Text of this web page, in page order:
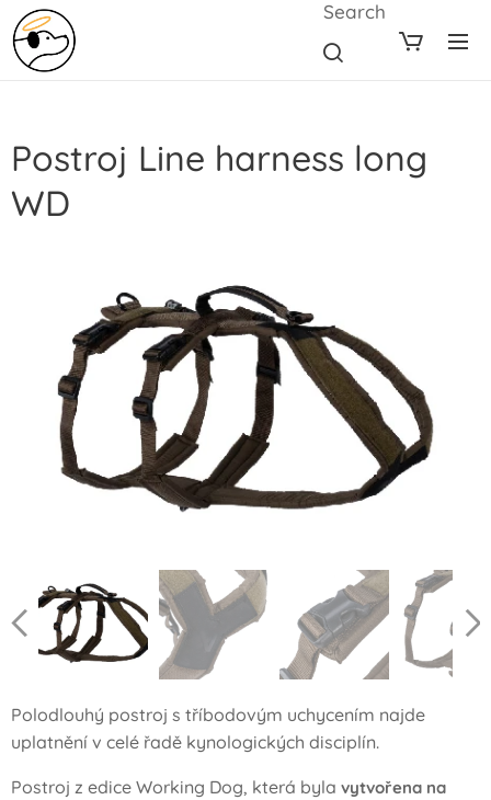
Search
Postroj Line harness long
WD
Polodlouhý postroj s tříbodovým uchycením najde
uplatnění v celé řadě kynologických disciplín.
Postroj z edice Working Dog, která byla vytvořena na